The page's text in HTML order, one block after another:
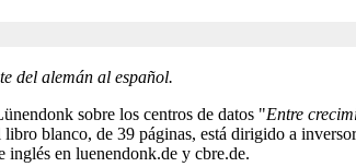
del alemán al español.
sobre los centros de datos "Entre
blanco, de 39 páginas, está dirigido a
inglés en luenendonk.de y cbre.de.